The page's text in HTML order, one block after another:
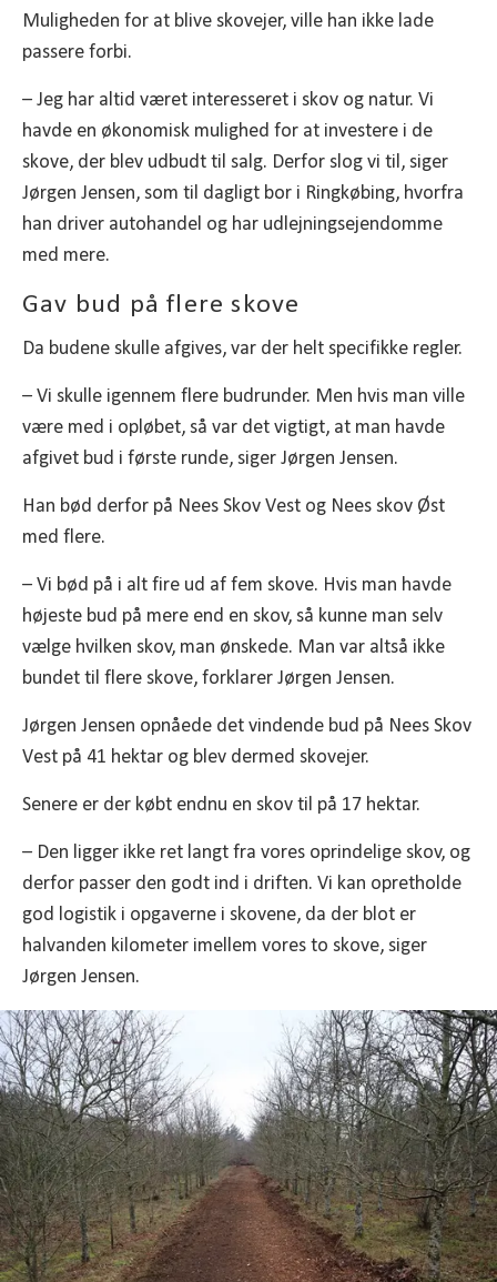
Muligheden for at blive skovejer, ville han ikke lade
passere forbi.
– Jeg har altid været interesseret i skov og natur. Vi
havde en økonomisk mulighed for at investere i de
skove, der blev udbudt til salg. Derfor slog vi til, siger
Jørgen Jensen, som til dagligt bor i Ringkøbing, hvorfra
han driver autohandel og har udlejningsejendomme
med mere.
Gav bud på flere skove
Da budene skulle afgives, var der helt specifikke regler.
– Vi skulle igennem flere budrunder. Men hvis man ville
være med i opløbet, så var det vigtigt, at man havde
afgivet bud i første runde, siger Jørgen Jensen.
Han bød derfor på Nees Skov Vest og Nees skov Øst
med flere.
– Vi bød på i alt fire ud af fem skove. Hvis man havde
højeste bud på mere end en skov, så kunne man selv
vælge hvilken skov, man ønskede. Man var altså ikke
bundet til flere skove, forklarer Jørgen Jensen.
Jørgen Jensen opnåede det vindende bud på Nees Skov
Vest på 41 hektar og blev dermed skovejer.
Senere er der købt endnu en skov til på 17 hektar.
– Den ligger ikke ret langt fra vores oprindelige skov, og
derfor passer den godt ind i driften. Vi kan opretholde
god logistik i opgaverne i skovene, da der blot er
halvanden kilometer imellem vores to skove, siger
Jørgen Jensen.